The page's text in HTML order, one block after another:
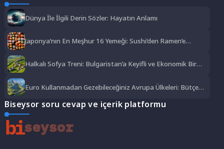
Dünya İle İlgili Derin Sözler: Hayatın Anlamı
Japonya’nın En Meşhur 16 Yemeği: Sushi’den Ramen’e
Halkalı Sofya Treni: Bulgaristan’a Keyifli ve Ekonomik Bir
Euro Kullanmadan Gezebileceğiniz Avrupa Ülkeleri: Bütçe
Biseysor soru cevap ve içerik platformu